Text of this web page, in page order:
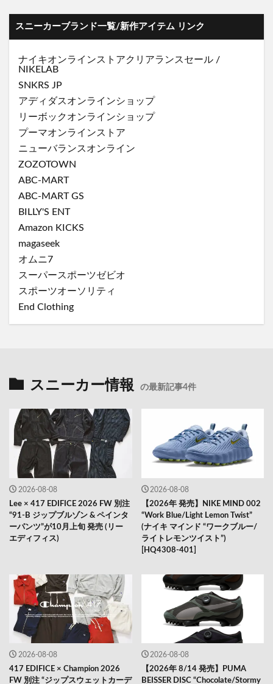
スニーカーブランド一覧/新作アイテム リンク
ナイキオンラインストアクリアランスセール /
NIKELAB
SNKRS JP
アディダスオンラインショップ
リーボックオンラインショップ
プーマオンラインストア
ニューバランスオンライン
ZOZOTOWN
ABC-MART
ABC-MART GS
BILLY'S ENT
Amazon KICKS
magaseek
オムニ7
スーパースポーツゼビオ
スポーツオーソリティ
End Clothing
スニーカー情報 の最新記事4件
2026-08-08
Lee × 417 EDIFICE 2026 FW 別注
“91-B ジップブルゾン & ペインタ
ーパンツ”が10月上旬 発売 (リー
エディフィス)
2026-08-08
【2026年 発売】NIKE MIND 002
“Work Blue/Light Lemon Twist”
(ナイキ マインド “ワークブルー/
ライトレモンツイスト”)
[HQ4308-401]
2026-08-08
417 EDIFICE × Champion 2026
FW 別注 “ジップスウェットカーデ
2026-08-08
【2026年 8/14 発売】PUMA
BEISSER DISC “Chocolate/Stormy